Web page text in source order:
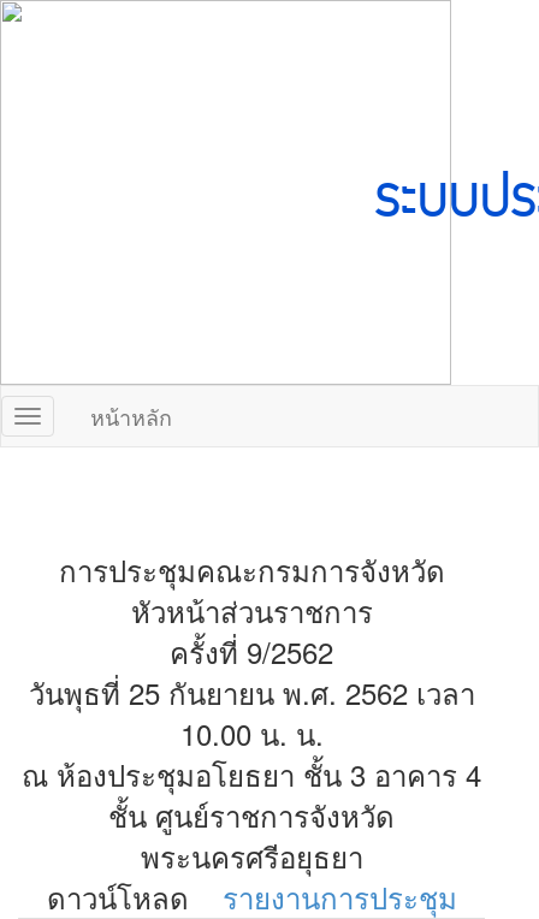
ระบบป
หน้าหลัก
การประชุมคณะกรมการจังหวัด
หัวหน้าส่วนราชการ
ครั้งที่ 9/2562
วันพุธที่ 25 กันยายน พ.ศ. 2562 เวลา
10.00 น. น.
ณ ห้องประชุมอโยธยา ชั้น 3 อาคาร 4
ชั้น ศูนย์ราชการจังหวัด
พระนครศรีอยุธยา
ดาวน์โหลด
รายงานการประชุม